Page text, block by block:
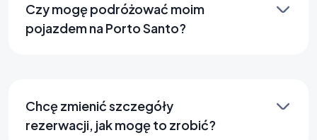
Czy mogę podróżować moim
pojazdem na Porto Santo?
Chcę zmienić szczegóły
rezerwacji, jak mogę to zrobić?